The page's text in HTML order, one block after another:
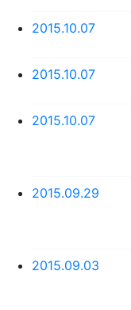
2015.10.07
2015.10.07
2015.10.07
2015.09.29
2015.09.03